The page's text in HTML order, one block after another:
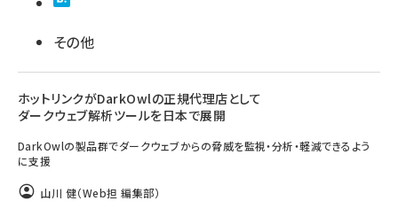
その他
ホットリンクがDarkOwlの正規代理店として
ダークウェブ解析ツールを日本で展開
DarkOwlの製品群でダークウェブからの脅威を監視・分析・軽減できるよう
に支援
山川 健（Web担 編集部）